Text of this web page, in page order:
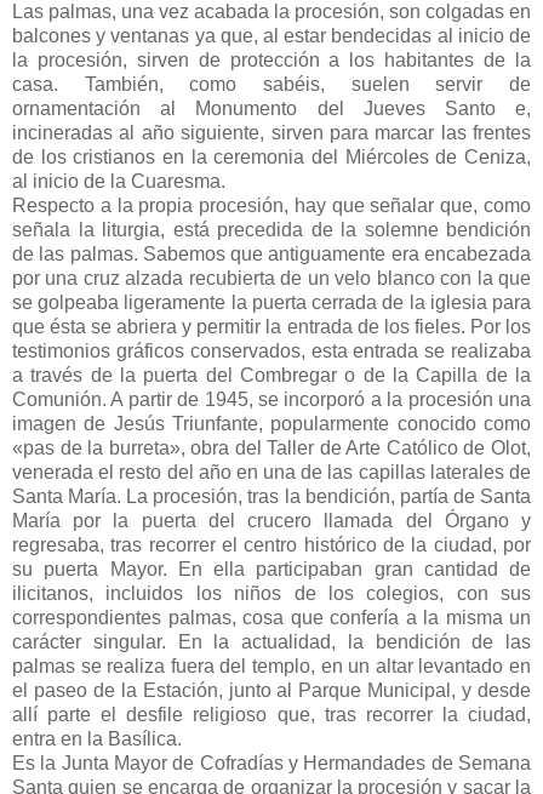
Las palmas, una vez acabada la procesión, son colgadas en
balcones y ventanas ya que, al estar bendecidas al inicio de
la procesión, sirven de protección a los habitantes de la
casa. También, como sabéis, suelen servir de
ornamentación al Monumento del Jueves Santo e,
incineradas al año siguiente, sirven para marcar las frentes
de los cristianos en la ceremonia del Miércoles de Ceniza,
al inicio de la Cuaresma.
Respecto a la propia procesión, hay que señalar que, como
señala la liturgia, está precedida de la solemne bendición
de las palmas. Sabemos que antiguamente era encabezada
por una cruz alzada recubierta de un velo blanco con la que
se golpeaba ligeramente la puerta cerrada de la iglesia para
que ésta se abriera y permitir la entrada de los fieles. Por los
testimonios gráficos conservados, esta entrada se realizaba
a través de la puerta del Combregar o de la Capilla de la
Comunión. A partir de 1945, se incorporó a la procesión una
imagen de Jesús Triunfante, popularmente conocido como
«pas de la burreta», obra del Taller de Arte Católico de Olot,
venerada el resto del año en una de las capillas laterales de
Santa María. La procesión, tras la bendición, partía de Santa
María por la puerta del crucero llamada del Órgano y
regresaba, tras recorrer el centro histórico de la ciudad, por
su puerta Mayor. En ella participaban gran cantidad de
ilicitanos, incluidos los niños de los colegios, con sus
correspondientes palmas, cosa que confería a la misma un
carácter singular. En la actualidad, la bendición de las
palmas se realiza fuera del templo, en un altar levantado en
el paseo de la Estación, junto al Parque Municipal, y desde
allí parte el desfile religioso que, tras recorrer la ciudad,
entra en la Basílica.
Es la Junta Mayor de Cofradías y Hermandades de Semana
Santa quien se encarga de organizar la procesión y sacar la